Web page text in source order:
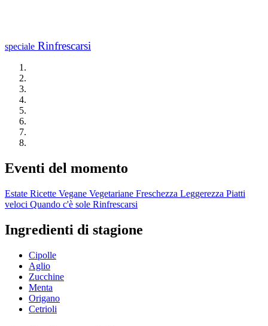
speciale Rinfrescarsi
Eventi del momento
Estate Ricette Vegane Vegetariane Freschezza Leggerezza Piatti
veloci Quando c'è sole Rinfrescarsi
Ingredienti di stagione
Cipolle
Aglio
Zucchine
Menta
Origano
Cetrioli